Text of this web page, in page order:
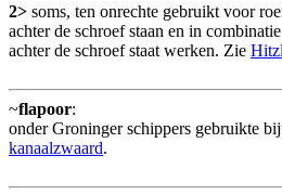
2> soms, ten onrechte gebruikt voor
achter de schroef staan en in
achter de schroef staat werken. Zie
~flapoor:
onder Groninger schippers gebruikte
kanaalzwaard.